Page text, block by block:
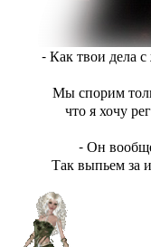
- Как твои дела
Мы спорим
что я хочу
- Он
Так выпьем за